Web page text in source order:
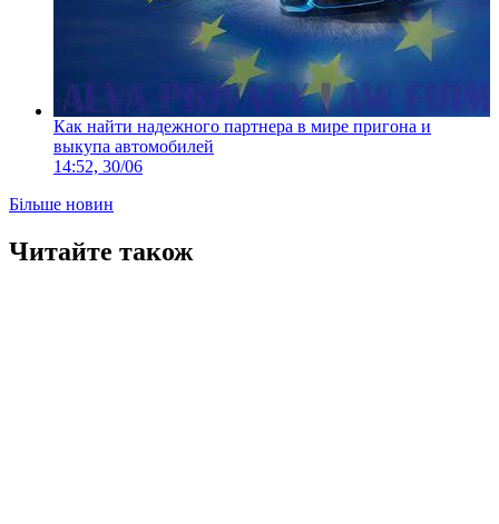
Как найти надежного партнера в мире пригона и
выкупа автомобилей
14:52, 30/06
Більше новин
Читайте також